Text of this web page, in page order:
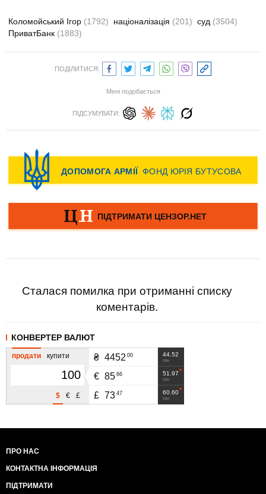
Коломойський Ігор (1792) націоналізація (201) суд (3504)
ПриватБанк (1883)
ПОДІЛИТИСЯ:
Мені подобається
ПІДСУМУВАТИ:
Сталася помилка при отриманні списку
коментарів.
КОНВЕРТЕР ВАЛЮТ
продати купити
£
€
$
44.52
грн
₴ 4452 00
51.97
грн
€ 85 66
60.60
грн
£ 73 47
ПРО НАС
КОНТАКТНА ІНФОРМАЦІЯ
ПІДТРИМАТИ